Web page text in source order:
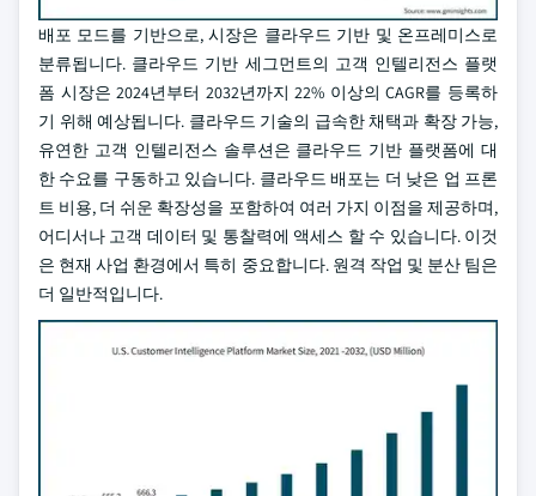
배포 모드를 기반으로, 시장은 클라우드 기반 및 온프레미스로
분류됩니다. 클라우드 기반 세그먼트의 고객 인텔리전스 플랫
폼 시장은 2024년부터 2032년까지 22% 이상의 CAGR를 등록하
기 위해 예상됩니다. 클라우드 기술의 급속한 채택과 확장 가능,
유연한 고객 인텔리전스 솔루션은 클라우드 기반 플랫폼에 대
한 수요를 구동하고 있습니다. 클라우드 배포는 더 낮은 업 프론
트 비용, 더 쉬운 확장성을 포함하여 여러 가지 이점을 제공하며,
어디서나 고객 데이터 및 통찰력에 액세스 할 수 있습니다. 이것
은 현재 사업 환경에서 특히 중요합니다. 원격 작업 및 분산 팀은
더 일반적입니다.